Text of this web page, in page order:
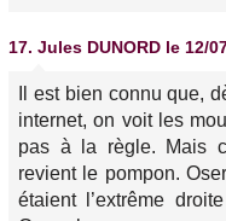
17. Jules DUNORD le 12/
Il est bien connu que,
internet, on voit les
pas à la règle. Mais
revient le pompon.
étaient l’extrême